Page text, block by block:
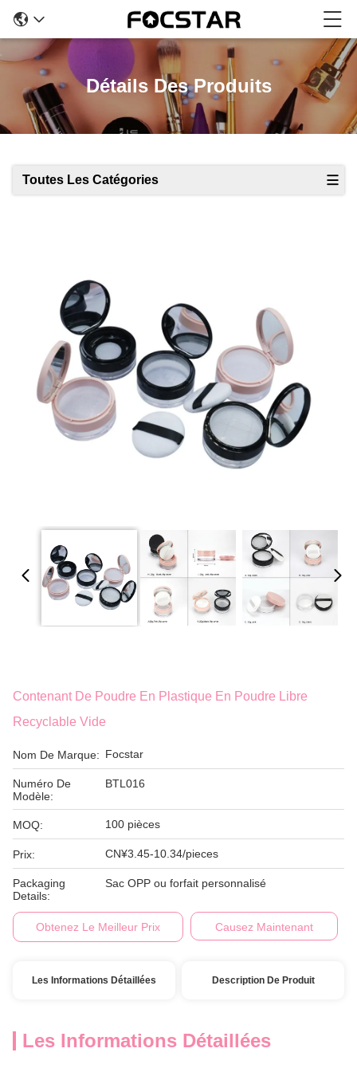
Détails Des Produits
Toutes Les Catégories
Contenant De Poudre En Plastique En Poudre Libre
Recyclable Vide
Nom De Marque: Focstar
Numéro De
Modèle:
BTL016
MOQ: 100 pièces
Prix: CN¥3.45-10.34/pieces
Packaging
Details:
Sac OPP ou forfait personnalisé
Obtenez Le Meilleur Prix Causez Maintenant
Les Informations Détaillées Description De Produit
Les Informations Détaillées